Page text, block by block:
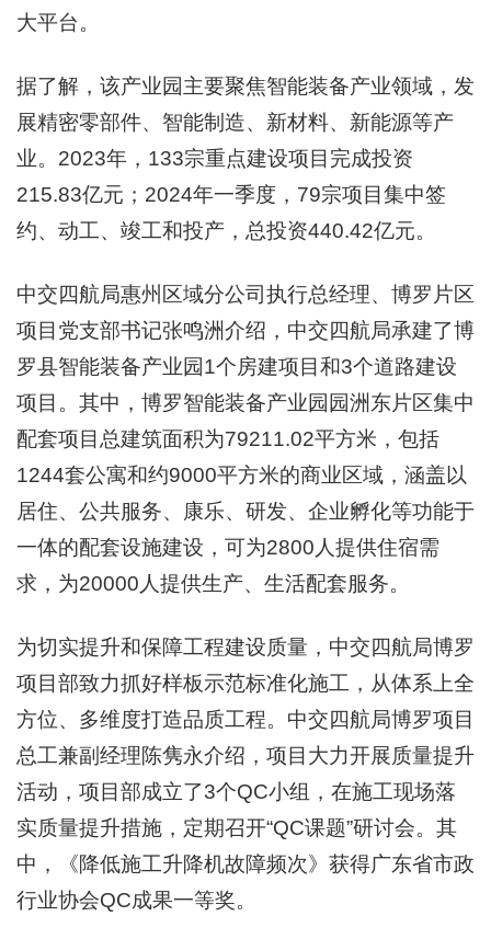
大平台。
据了解，该产业园主要聚焦智能装备产业领域，发
展精密零部件、智能制造、新材料、新能源等产
业。2023年，133宗重点建设项目完成投资
215.83亿元；2024年一季度，79宗项目集中签
约、动工、竣工和投产，总投资440.42亿元。
中交四航局惠州区域分公司执行总经理、博罗片区
项目党支部书记张鸣洲介绍，中交四航局承建了博
罗县智能装备产业园1个房建项目和3个道路建设
项目。其中，博罗智能装备产业园园洲东片区集中
配套项目总建筑面积为79211.02平方米，包括
1244套公寓和约9000平方米的商业区域，涵盖以
居住、公共服务、康乐、研发、企业孵化等功能于
一体的配套设施建设，可为2800人提供住宿需
求，为20000人提供生产、生活配套服务。
为切实提升和保障工程建设质量，中交四航局博罗
项目部致力抓好样板示范标准化施工，从体系上全
方位、多维度打造品质工程。中交四航局博罗项目
总工兼副经理陈隽永介绍，项目大力开展质量提升
活动，项目部成立了3个QC小组，在施工现场落
实质量提升措施，定期召开“QC课题”研讨会。其
中，《降低施工升降机故障频次》获得广东省市政
行业协会QC成果一等奖。